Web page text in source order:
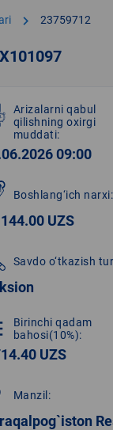
chevron_right 23759712
Arizalarni qabul
qilishning oxirgi
muddati:
09:00
Boshlang‘ich narxi:
UZS
Savdo o‘tkazish
Birinchi qadam
bahosi(10%):
UZS
Manzil: